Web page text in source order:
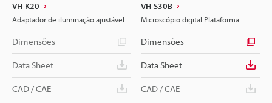
VH-K20
Adaptador de iluminação ajustável
Dimensões
Data Sheet
CAD / CAE
VH-S30B
Microscópio digital Plataforma
Dimensões
Data Sheet
CAD / CAE